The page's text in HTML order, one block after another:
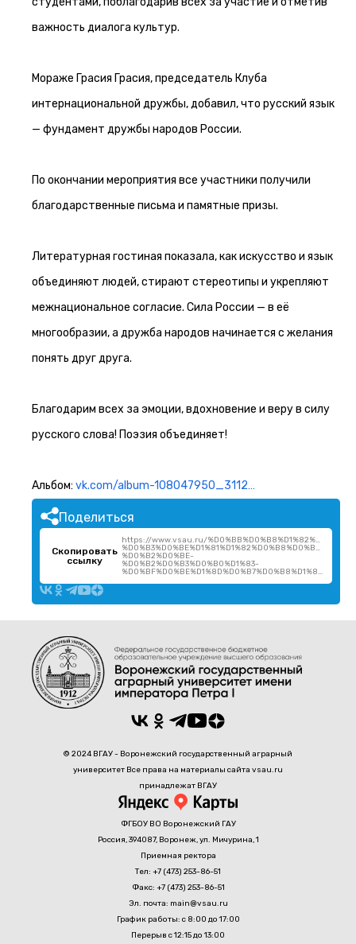
важность диалога культур.
Мораже Грасия Грасия, председатель Клуба
интернациональной дружбы, добавил, что русский язык
— фундамент дружбы народов России.
По окончании мероприятия все участники получили
благодарственные письма и памятные призы.
Литературная гостиная показала, как искусство и язык
объединяют людей, стирают стереотипы и укрепляют
межнациональное согласие. Сила России — в её
многообразии, а дружба народов начинается с желания
понять друг друга.
Благодарим всех за эмоции, вдохновение и веру в силу
русского слова! Поэзия объединяет!
Альбом: vk.com/album-108047950_3112…
Поделиться
Скопировать
ссылку
https://www.vsau.ru/
%D0%B2%D0%BE-
%D0%B2%D0%B3%D0%B0%D1%83-
%D0%BF%D0%BE%D1%8D%D0%B7%D0%B8%D1%8F/
© 2024 ВГАУ - Воронежский государственный аграрный
университет Все права на материалы сайта vsau.ru
принадлежат ВГАУ
ФГБОУ ВО Воронежский ГАУ
Россия, 394087, Воронеж, ул. Мичурина, 1
Приемная ректора
Тел: +7 (473) 253-86-51
Факс: +7 (473) 253-86-51
Эл. почта: main@vsau.ru
График работы: с 8:00 до 17:00
Перерыв с 12:15 до 13:00